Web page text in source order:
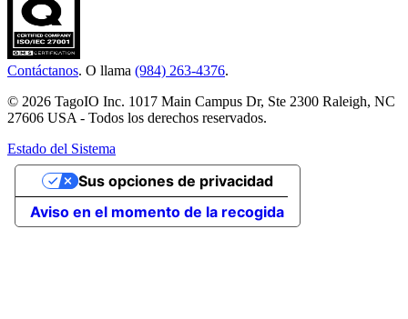
Contáctanos. O llama (984) 263-4376.
© 2026 TagoIO Inc. 1017 Main Campus Dr, Ste 2300 Raleigh, NC
27606 USA - Todos los derechos reservados.
Estado del Sistema
Aviso en el momento de la recogida
Sus opciones de privacidad